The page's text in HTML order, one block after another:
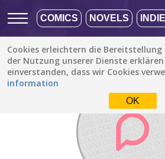
COMICS NOVELS
Cookies erleichtern die
der Nutzung unserer Dienste
einverstanden, dass wir Cookies
information
OK
Entdecken / geert.tanja18